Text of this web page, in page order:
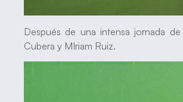
Después de una intensa jornada
Cubera y MIriam Ruiz.